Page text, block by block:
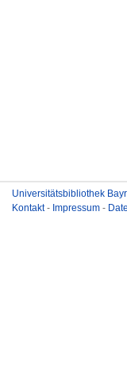
Universitätsbibliothek
Kontakt- Impressum -